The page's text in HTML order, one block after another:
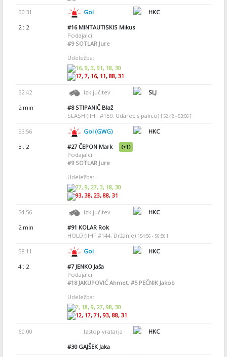
50:31 Gol
HKC
2 : 2
#16MINTAUTISKIS Mikus
Podajalci:
#9SOTLAR Jure
Udeležba:
16, 9, 3, 91, 18, 30
17, 7, 16, 11, 88, 31
52:42 Izključitev
SLJ
2 min
#8STIPANIČ Blaž
SLASH (IIHF #159, Udarec s palico) [ 52:42 - 53:56 ]
53:56 Gol (GWG)
HKC
3 : 2
#27ČEPON Mark (+1)
Podajalci:
#9SOTLAR Jure
Udeležba:
27, 9, 27, 3, 18, 30
93, 38, 23, 88, 31
54:56 Izključitev
HKC
2 min
#91 KOLAR Rok
HOLD (IIHF #144, Držanje) [ 54:56 - 56:56 ]
58:11 Gol
HKC
4 : 2
#7JENKO Jaša
Podajalci:
#18JAKUPOVIĆ Ahmet, #5PEČNIK Jakob
Udeležba:
7, 18, 9, 27, 98, 30
12, 17, 71, 93, 88, 31
60:00 Izstop vratarja
HKC
#30GAJŠEK Jaka